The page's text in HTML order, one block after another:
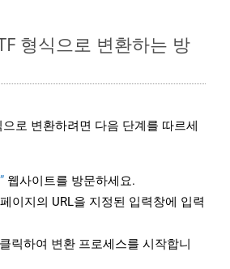
형식으로 변환하는 방
으로 변환하려면 다음 단계를 따르세
웹사이트를 방문하세요.
이지의 URL을 지정된 입력창에 입력
릭하여 변환 프로세스를 시작합니